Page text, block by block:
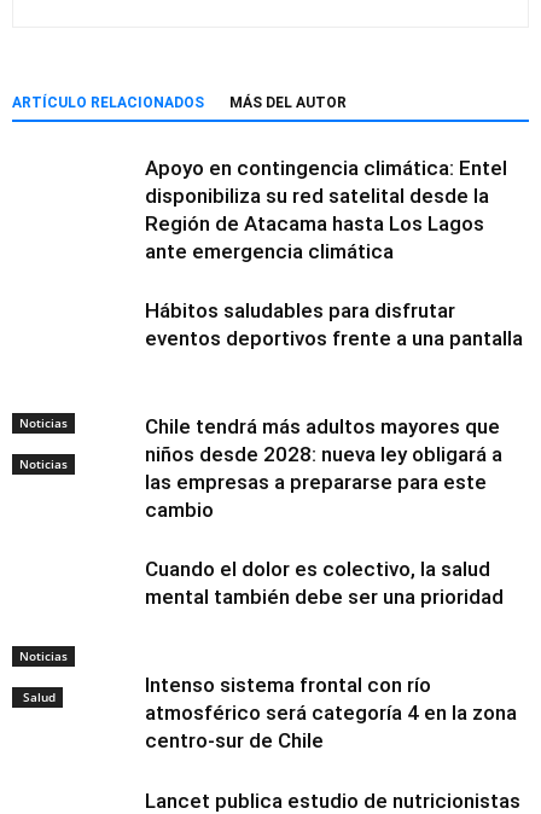
ARTÍCULO RELACIONADOS MÁS DEL AUTOR
Noticias
Apoyo en contingencia climática: Entel
disponibiliza su red satelital desde la
Región de Atacama hasta Los Lagos
ante emergencia climática
Noticias
Hábitos saludables para disfrutar
eventos deportivos frente a una pantalla
Noticias
Chile tendrá más adultos mayores que
niños desde 2028: nueva ley obligará a
las empresas a prepararse para este
cambio
Salud
Cuando el dolor es colectivo, la salud
mental también debe ser una prioridad
Intenso sistema frontal con río
atmosférico será categoría 4 en la zona
centro-sur de Chile
Lancet publica estudio de nutricionistas